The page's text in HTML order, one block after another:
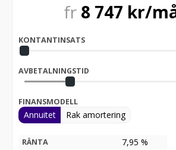
fr 8 747 kr/
KONTANTINSATS
AVBETALNINGSTID
FINANSMODELL
Annuitet Rak amortering
RÄNTA 7,95 %